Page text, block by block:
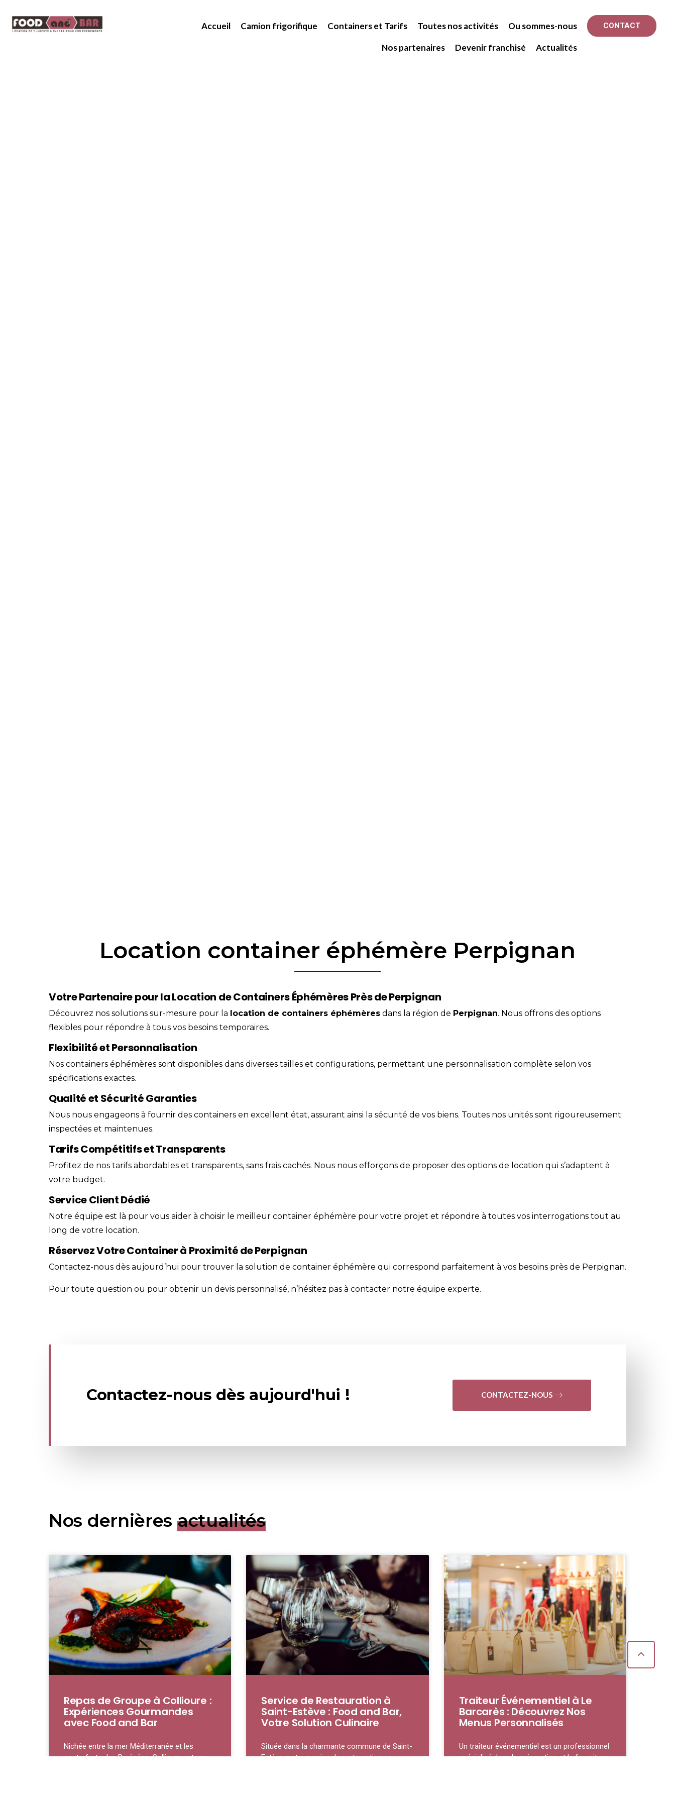
Accueil Camion frigorifique Containers et Tarifs Toutes nos activités Ou sommes-nous
Nos partenaires Devenir franchisé Actualités
CONTACT
Location container éphémère Perpignan
Votre Partenaire pour la Location de Containers Éphémères Près de Perpignan
Découvrez nos solutions sur-mesure pour la location de containers éphémères dans la région de Perpignan. Nous offrons des options
flexibles pour répondre à tous vos besoins temporaires.
Flexibilité et Personnalisation
Nos containers éphémères sont disponibles dans diverses tailles et configurations, permettant une personnalisation complète selon vos
spécifications exactes.
Qualité et Sécurité Garanties
Nous nous engageons à fournir des containers en excellent état, assurant ainsi la sécurité de vos biens. Toutes nos unités sont rigoureusement
inspectées et maintenues.
Tarifs Compétitifs et Transparents
Profitez de nos tarifs abordables et transparents, sans frais cachés. Nous nous efforçons de proposer des options de location qui s’adaptent à
votre budget.
Service Client Dédié
Notre équipe est là pour vous aider à choisir le meilleur container éphémère pour votre projet et répondre à toutes vos interrogations tout au
long de votre location.
Réservez Votre Container à Proximité de Perpignan
Contactez-nous dès aujourd’hui pour trouver la solution de container éphémère qui correspond parfaitement à vos besoins près de Perpignan.
Pour toute question ou pour obtenir un devis personnalisé, n’hésitez pas à contacter notre équipe experte.
Contactez-nous dès aujourd'hui ! CONTACTEZ-NOUS
Nos dernières actualités
Repas de Groupe à Collioure :
Expériences Gourmandes
avec Food and Bar
Nichée entre la mer Méditerranée et les
contreforts des Pyrénées, Collioure est une
Service de Restauration à
Saint-Estève : Food and Bar,
Votre Solution Culinaire
Située dans la charmante commune de Saint-
Estève, notre service de restauration se
Traiteur Événementiel à Le
Barcarès : Découvrez Nos
Menus Personnalisés
Un traiteur événementiel est un professionnel
spécialisé dans la préparation et la fourniture